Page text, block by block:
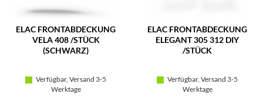
ELAC FRONTABDECKUNG
VELA 408 /STÜCK
(SCHWARZ)
Verfügbar, Versand 3-5
Werktage
ELAC FRONTABDECKUNG
ELEGANT 305 312 DIY
/STÜCK
Verfügbar, Versand 3-5
Werktage